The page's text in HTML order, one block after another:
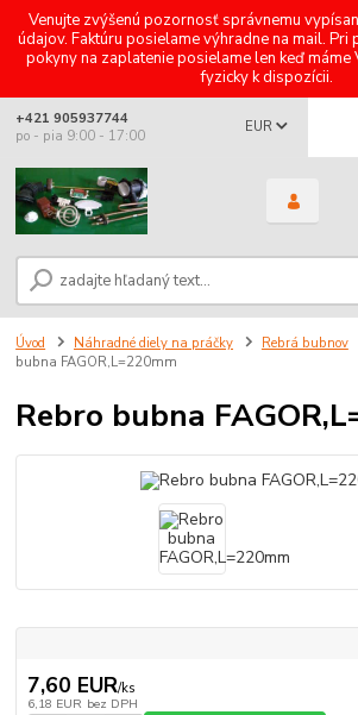
Venujte zvýšenú pozornosť správnemu
údajov. Faktúru posielame výhradne na mail. Pri
pokyny na zaplatenie posielame len keď
fyzicky k dispozícii.
EUR
+421 905937744
po - pia 9:00 - 17:00
Úvod Náhradné diely na práčky Rebrá bubnov
bubna FAGOR,L=220mm
Rebro bubna
7,60 EUR/ks
6,18 EUR bez DPH